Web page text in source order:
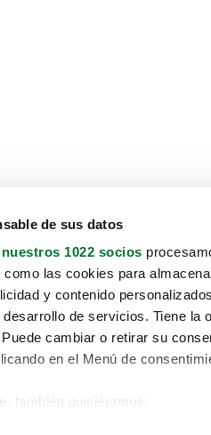
de sus datos
nuestros 1022 socios
como las cookies para
y contenido
de servicios. Tiene la
cambiar o retirar su
en el Menú de
también quisiéramos: